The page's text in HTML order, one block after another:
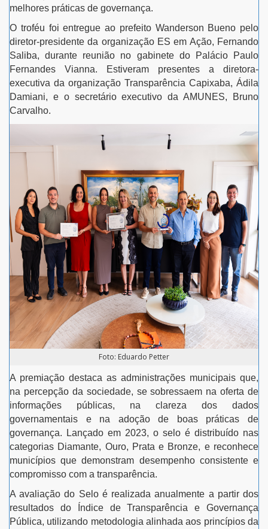
melhores práticas de governança.
O troféu foi entregue ao prefeito Wanderson Bueno pelo
diretor-presidente da organização ES em Ação, Fernando
Saliba, durante reunião no gabinete do Palácio Paulo
Fernandes Vianna. Estiveram presentes a diretora-
executiva da organização Transparência Capixaba, Ádila
Damiani, e o secretário executivo da AMUNES, Bruno
Carvalho.
Foto: Eduardo Petter
A premiação destaca as administrações municipais que,
na percepção da sociedade, se sobressaem na oferta de
informações públicas, na clareza dos dados
governamentais e na adoção de boas práticas de
governança. Lançado em 2023, o selo é distribuído nas
categorias Diamante, Ouro, Prata e Bronze, e reconhece
municípios que demonstram desempenho consistente e
compromisso com a transparência.
A avaliação do Selo é realizada anualmente a partir dos
resultados do Índice de Transparência e Governança
Pública, utilizando metodologia alinhada aos princípios da